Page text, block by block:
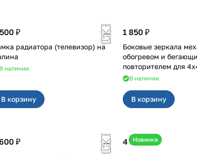
₽
радиатора (телевизор) на
В наличии
В корзину
1 850 ₽
Боковые зеркала механические с
обогревом и
повторителем
В наличии
В корзину
₽ Новинка
4 550 ₽